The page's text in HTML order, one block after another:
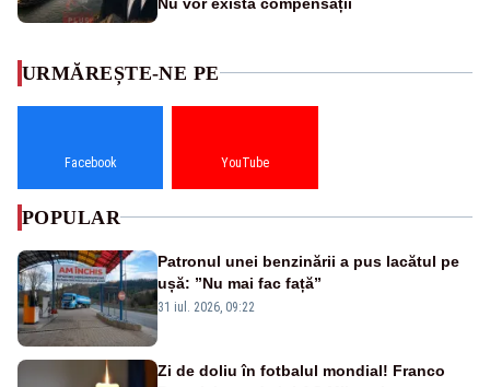
URMĂREȘTE-NE PE
Facebook YouTube
POPULAR
Patronul unei benzinării a pus lacătul pe
ușă: ”Nu mai fac față”
31 iul. 2026, 09:22
Zi de doliu în fotbalul mondial! Franco